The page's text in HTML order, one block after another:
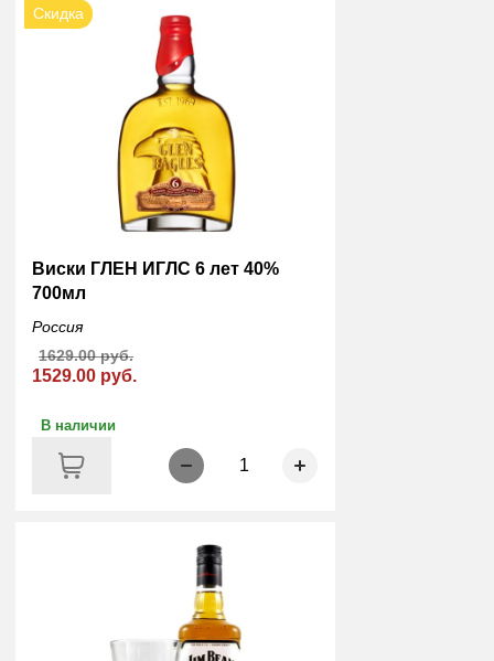
Скидка
Виски ГЛЕН ИГЛC 6 лет 40%
700мл
Россия
1529.00 руб.
1629.00 руб.
В наличии
1